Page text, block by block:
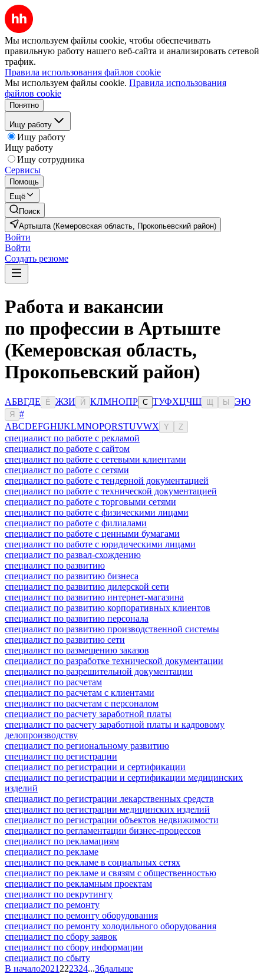
Мы используем файлы cookie, чтобы обеспечивать
правильную работу нашего веб-сайта и анализировать сетевой
трафик.
Правила использования файлов cookie
Мы используем файлы cookie. Правила использования
файлов cookie
Понятно
Ищу работу
Ищу работу
Ищу работу
Ищу сотрудника
Сервисы
Помощь
Ещё
Поиск
Артышта (Кемеровская область, Прокопьевский район)
Войти
Войти
Создать резюме
Работа и вакансии
по профессии в Артыште
(Кемеровская область,
Прокопьевский район)
АБВГДЕ Ё ЖЗИ Й КЛМНОПР С ТУФХЦЧШ Ы ЭЮ
Я
#
ABCDEFGHIJKLMNOPQRSTUVWX Y Z
специалист по работе с рекламой
специалист по работе с сайтом
специалист по работе с сетевыми клиентами
специалист по работе с сетями
специалист по работе с тендерной документацией
специалист по работе с технической документацией
специалист по работе с торговыми сетями
специалист по работе с физическими лицами
специалист по работе с филиалами
специалист по работе с ценными бумагами
специалист по работе с юридическими лицами
специалист по развал-схождению
специалист по развитию
специалист по развитию бизнеса
специалист по развитию дилерской сети
специалист по развитию интернет-магазина
специалист по развитию корпоративных клиентов
специалист по развитию персонала
специалист по развитию производственной системы
специалист по развитию сети
специалист по размещению заказов
специалист по разработке технической документации
специалист по разрешительной документации
специалист по расчетам
специалист по расчетам с клиентами
специалист по расчетам с персоналом
специалист по расчету заработной платы
специалист по расчету заработной платы и кадровому
делопроизводству
специалист по региональному развитию
специалист по регистрации
специалист по регистрации и сертификации
специалист по регистрации и сертификации медицинских
изделий
специалист по регистрации лекарственных средств
специалист по регистрации медицинских изделий
специалист по регистрации объектов недвижимости
специалист по регламентации бизнес-процессов
специалист по рекламациям
специалист по рекламе
специалист по рекламе в социальных сетях
специалист по рекламе и связям с общественностью
специалист по рекламным проектам
специалист по рекрутингу
специалист по ремонту
специалист по ремонту оборудования
специалист по ремонту холодильного оборудования
специалист по сбору заявок
специалист по сбору информации
специалист по сбыту
В начало2021 222324...36дальше